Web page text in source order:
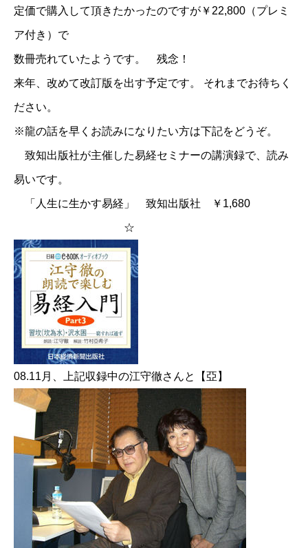
定価で購入して頂きたかったのですが￥22,800（プレミ
ア付き）で
数冊売れていたようです。 残念！
来年、改めて改訂版を出す予定です。 それまでお待ちく
ださい。
※龍の話を早くお読みになりたい方は下記をどうぞ。
致知出版社が主催した易経セミナーの講演録で、読み
易いです。
「人生に生かす易経」 致知出版社 ￥1,680
☆
08.11月、上記収録中の江守徹さんと【亞】